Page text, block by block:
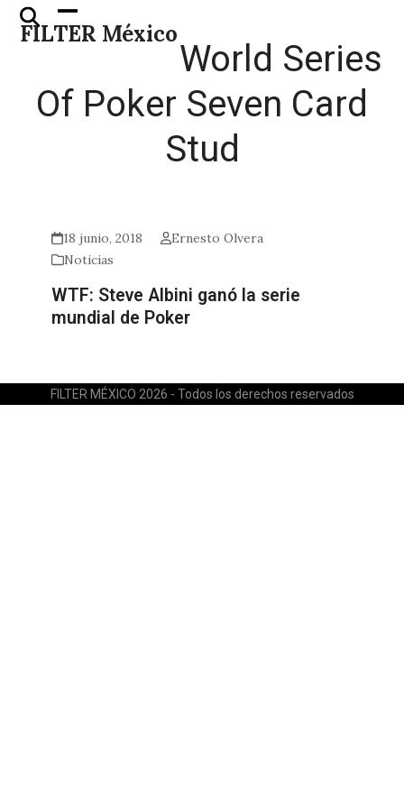
Skip
FILTER México
Open
mobile
Close
mobile
World Series
Of Poker Seven Card
Stud
18 junio, 2018
Ernesto Olvera
Noticias
WTF: Steve Albini ganó la serie
mundial de Poker
FILTER MÉXICO 2026 - Todos los derechos reservados